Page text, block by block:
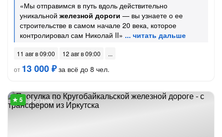
«Мы отправимся в путь вдоль действительно
уникальной железной дороги — вы узнаете о ее
строительстве в самом начале 20 века, которое
контролировал сам Николай II»
11 авг в 09:00
12 авг в 09:00
от 13 000 ₽за всё до 8 чел.
3 отзыва